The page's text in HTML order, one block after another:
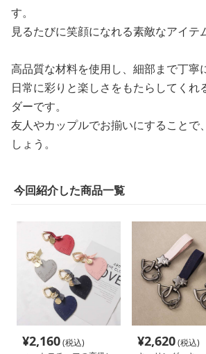
す。
見るたびに笑顔になれる素敵なアイテ
高品質な材料を使用し、細部まで丁寧
日常に彩りと楽しさをもたらしてくれ
ダーです。
友人やカップルでお揃いにすることで
しょう。
今回紹介した商品一覧
¥2,160(税込)
¥2,620(税込)